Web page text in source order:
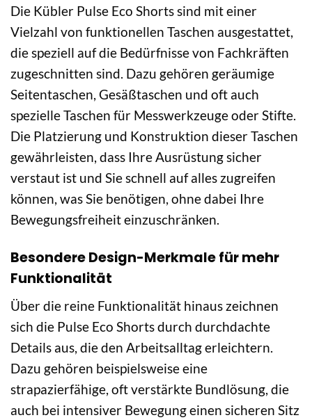
Die Kübler Pulse Eco Shorts sind mit einer
Vielzahl von funktionellen Taschen ausgestattet,
die speziell auf die Bedürfnisse von Fachkräften
zugeschnitten sind. Dazu gehören geräumige
Seitentaschen, Gesäßtaschen und oft auch
spezielle Taschen für Messwerkzeuge oder Stifte.
Die Platzierung und Konstruktion dieser Taschen
gewährleisten, dass Ihre Ausrüstung sicher
verstaut ist und Sie schnell auf alles zugreifen
können, was Sie benötigen, ohne dabei Ihre
Bewegungsfreiheit einzuschränken.
Besondere Design-Merkmale für mehr
Funktionalität
Über die reine Funktionalität hinaus zeichnen
sich die Pulse Eco Shorts durch durchdachte
Details aus, die den Arbeitsalltag erleichtern.
Dazu gehören beispielsweise eine
strapazierfähige, oft verstärkte Bundlösung, die
auch bei intensiver Bewegung einen sicheren Sitz